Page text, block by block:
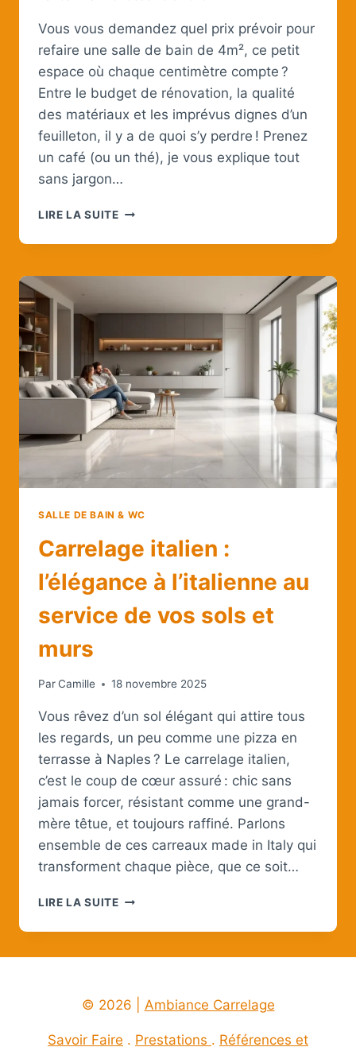
Vous vous demandez quel prix prévoir pour
refaire une salle de bain de 4m², ce petit
espace où chaque centimètre compte ?
Entre le budget de rénovation, la qualité
des matériaux et les imprévus dignes d’un
feuilleton, il y a de quoi s’y perdre ! Prenez
un café (ou un thé), je vous explique tout
sans jargon…
LIRE LA SUITEQUEL
POUR
UNE
DE
DE
?
SALLE DE BAIN & WC
Carrelage italien :
l’élégance à l’italienne au
service de vos sols et
murs
ParCamille 18 novembre 2025
Vous rêvez d’un sol élégant qui attire tous
les regards, un peu comme une pizza en
terrasse à Naples ? Le carrelage italien,
c’est le coup de cœur assuré : chic sans
jamais forcer, résistant comme une grand-
mère têtue, et toujours raffiné. Parlons
ensemble de ces carreaux made in Italy qui
transforment chaque pièce, que ce soit…
LIRE LA SUITECARRELAGE
:
AU
SERVICE
© 2026 | Ambiance Carrelage
Savoir Faire . Prestations . Références et